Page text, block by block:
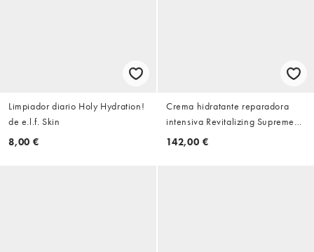
Limpiador diario Holy Hydration!
de e.l.f. Skin
8,00 €
Crema hidratante reparadora
intensiva Revitalizing Supreme+
Night de 50 ml de Estée Lauder
142,00 €